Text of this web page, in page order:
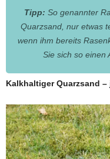
Tipp: So genannter
Quarzsand, nur etwas
wenn ihm bereits
Sie sich so einen
Kalkhaltiger Quarzsand –